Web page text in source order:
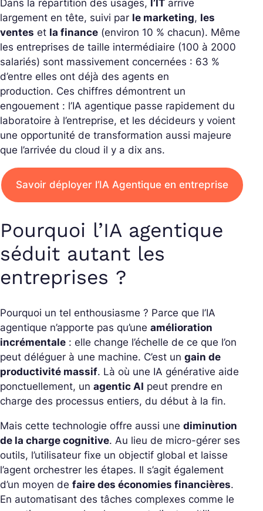
Dans la répartition des usages, l’IT arrive
largement en tête, suivi par le marketing, les
ventes et la finance (environ 10 % chacun). Même
les entreprises de taille intermédiaire (100 à 2000
salariés) sont massivement concernées : 63 %
d’entre elles ont déjà des agents en
production. Ces chiffres démontrent un
engouement : l’IA agentique passe rapidement du
laboratoire à l’entreprise, et les décideurs y voient
une opportunité de transformation aussi majeure
que l’arrivée du cloud il y a dix ans.
Savoir déployer l’IA Agentique en entreprise
Pourquoi l’IA agentique
séduit autant les
entreprises ?
Pourquoi un tel enthousiasme ? Parce que l’IA
agentique n’apporte pas qu’une amélioration
incrémentale : elle change l’échelle de ce que l’on
peut déléguer à une machine. C’est un gain de
productivité massif. Là où une IA générative aide
ponctuellement, un agentic AI peut prendre en
charge des processus entiers, du début à la fin.
Mais cette technologie offre aussi une diminution
de la charge cognitive. Au lieu de micro-gérer ses
outils, l’utilisateur fixe un objectif global et laisse
l’agent orchestrer les étapes. Il s’agit également
d’un moyen de faire des économies financières.
En automatisant des tâches complexes comme le